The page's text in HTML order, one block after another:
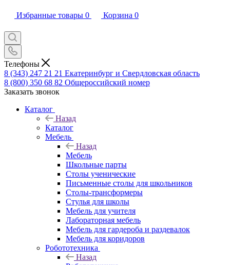
Избранные товары 0 Корзина 0
Телефоны
8 (343) 247 21 21 Екатеринбург и Свердловская область
8 (800) 350 68 82 Общероссийский номер
Заказать звонок
Каталог
Назад
Каталог
Мебель
Назад
Мебель
Школьные парты
Столы ученические
Письменные столы для школьников
Столы-трансформеры
Стулья для школы
Мебель для учителя
Лабораторная мебель
Мебель для гардероба и раздевалок
Мебель для коридоров
Робототехника
Назад